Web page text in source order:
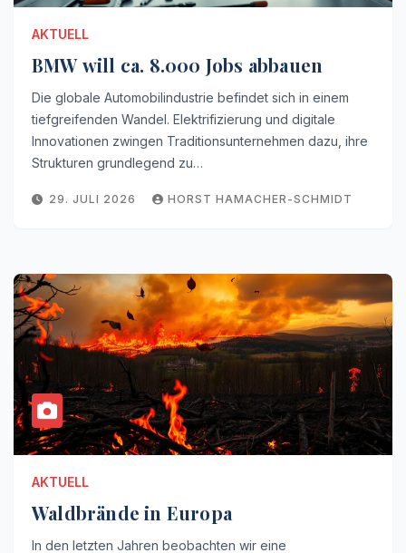
AKTUELL
BMW will ca. 8.000 Jobs abbauen
Die globale Automobilindustrie befindet sich in einem
tiefgreifenden Wandel. Elektrifizierung und digitale
Innovationen zwingen Traditionsunternehmen dazu, ihre
Strukturen grundlegend zu…
29. JULI 2026 HORST HAMACHER-SCHMIDT
AKTUELL
Waldbrände in Europa
In den letzten Jahren beobachten wir eine